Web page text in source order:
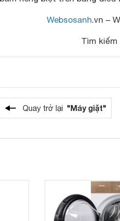
Websosanh.vn –
Tìm kiếm
Quay trở lại "Máy giặt"